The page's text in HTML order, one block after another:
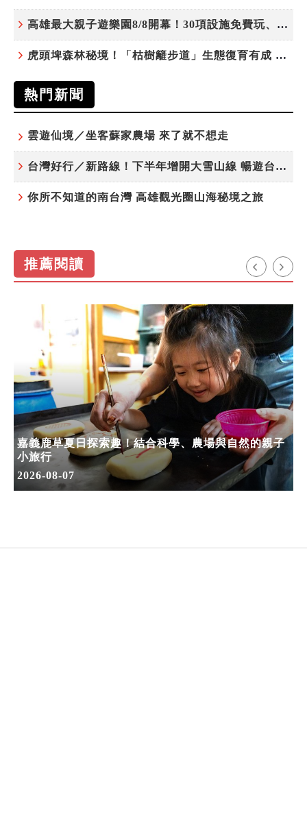
高雄最大親子遊樂園8/8開幕！30項設施免費玩、YOYO家族嗨翻暑假
虎頭埤森林秘境！「枯樹籬步道」生態復育有成 走進大自然生命教室
熱門新聞
雲遊仙境／坐客蘇家農場 來了就不想走
台灣好行／新路線！下半年增開大雪山線 暢遊台中更便利
你所不知道的南台灣 高雄觀光圈山海秘境之旅
推薦閱讀
嘉義鹿草夏日探索趣！結合科學、農場與自然的親子
小旅行
2026-08-07